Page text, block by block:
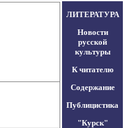
ЛИТЕРАТУРА
Новости
русской
культуры
К читателю
Содержание
Публицистика
"Курск"